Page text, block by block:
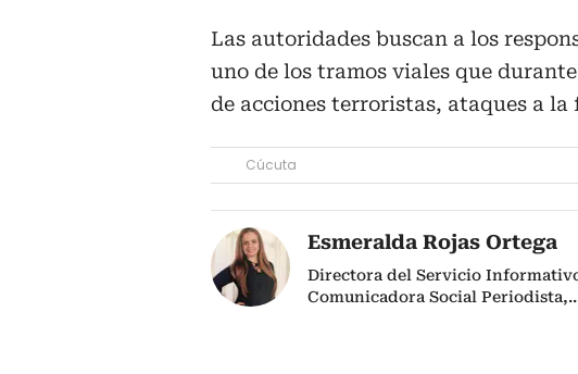
Las autoridades buscan a los
uno de los tramos viales que
de acciones terroristas, ataques a
Cúcuta
Esmeralda Rojas Ortega
Directora del Servicio
Comunicadora Social Periodista,